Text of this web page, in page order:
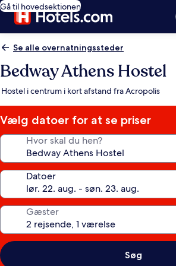
Gå til hovedsektionen
Se alle overnatningssteder
Bedway Athens Hostel
Hostel i centrum i kort afstand fra Acropolis
Vælg datoer for at se priser
Hvor skal du hen?
Datoer
Gæster
Søg